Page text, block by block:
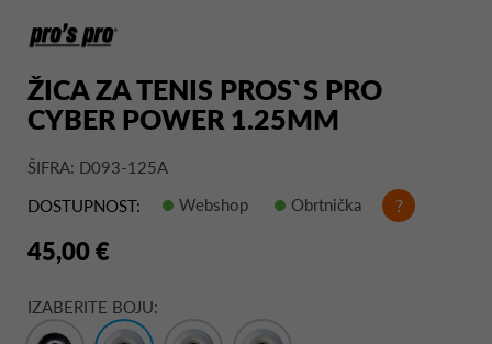
ŽICA ZA TENIS PROS`S PRO
CYBER POWER 1.25MM
ŠIFRA: D093-125A
DOSTUPNOST:
Webshop Obrtnička ?
45,00 €
IZABERITE BOJU: